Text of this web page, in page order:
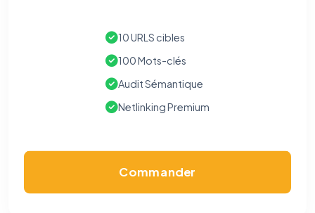
10 URLS cibles
100 Mots-clés
Audit Sémantique
Netlinking Premium
Commander